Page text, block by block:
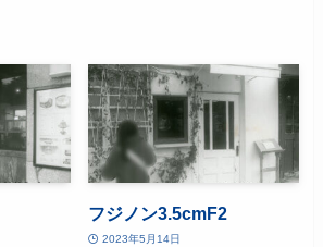
フジノン3.5cmF2
2023年5月14日